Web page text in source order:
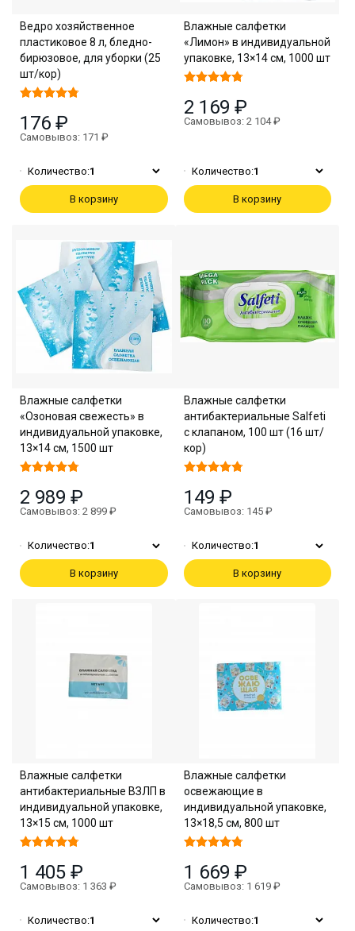
Ведро хозяйственное
пластиковое 8 л, бледно-
бирюзовое, для уборки (25
шт/кор)
176 ₽
Самовывоз: 171 ₽
Количество:1
В корзину
Влажные салфетки
«Лимон» в индивидуальной
упаковке, 13×14 см, 1000 шт
2 169 ₽
Самовывоз: 2 104 ₽
Количество:1
В корзину
Влажные салфетки
«Озоновая свежесть» в
индивидуальной упаковке,
13×14 см, 1500 шт
2 989 ₽
Самовывоз: 2 899 ₽
Количество:1
В корзину
Влажные салфетки
антибактериальные Salfeti
с клапаном, 100 шт (16 шт/
кор)
149 ₽
Самовывоз: 145 ₽
Количество:1
В корзину
Влажные салфетки
антибактериальные ВЗЛП в
индивидуальной упаковке,
13×15 см, 1000 шт
1 405 ₽
Самовывоз: 1 363 ₽
Количество:1
Влажные салфетки
освежающие в
индивидуальной упаковке,
13×18,5 см, 800 шт
1 669 ₽
Самовывоз: 1 619 ₽
Количество:1